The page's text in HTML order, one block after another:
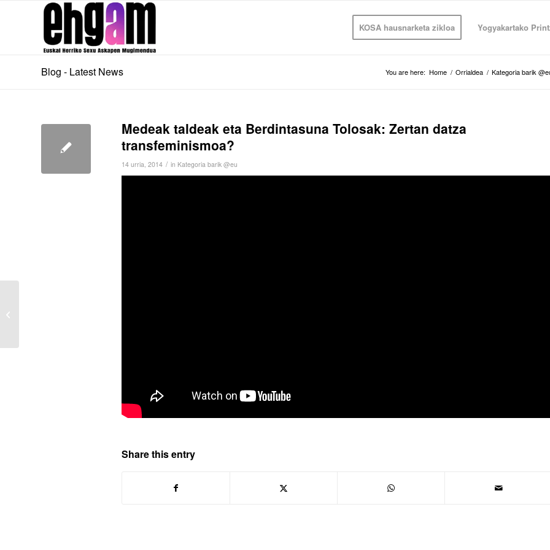
KOSA hausnarketa zikloa Yogyakartako
Blog - Latest News You are here: Home / Orrialdea / Kategoria barik
Medeak taldeak eta Berdintasuna Tolosak: Zertan datza
transfeminismoa?
14 urria, 2014 / in Kategoria barik @eu
Share this entry